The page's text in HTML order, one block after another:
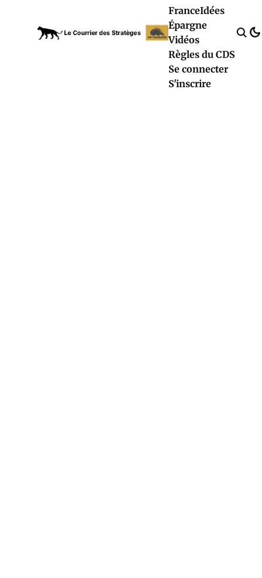
FranceIdées
Épargne
Vidéos
Règles du CDS
Se connecter
S'inscrire